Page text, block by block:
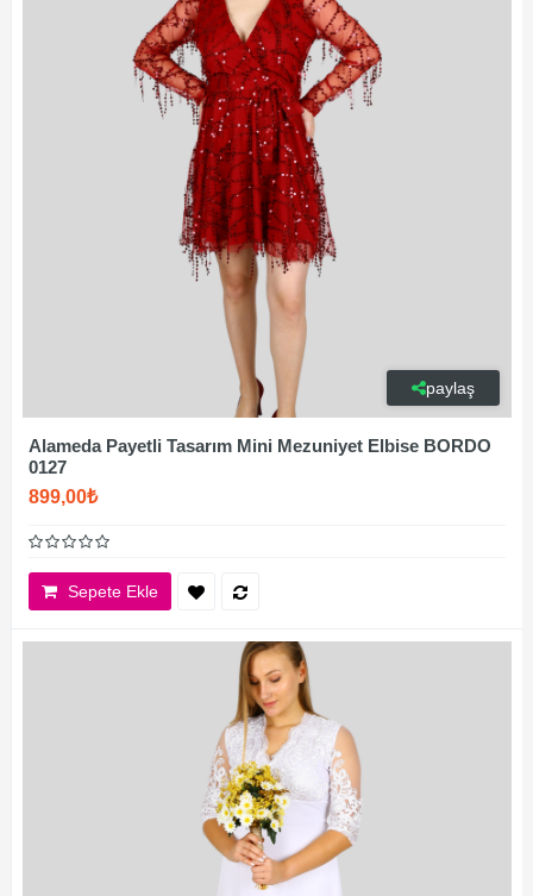
paylaş
Alameda Payetli Tasarım Mini Mezuniyet Elbise BORDO
0127
899,00₺
Sepete Ekle